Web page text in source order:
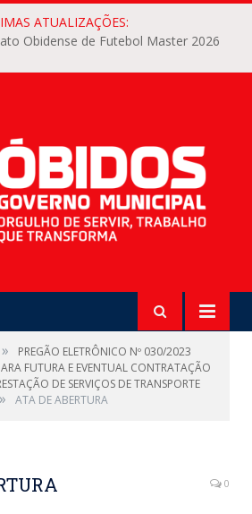
ATUALIZAÇÕES:
Obidense de Futebol Master 2026
»
PREGÃO ELETRÔNICO Nº 030/2023
FUTURA E EVENTUAL CONTRATAÇÃO
DE SERVIÇOS DE TRANSPORTE
» ATA DE ABERTURA
0